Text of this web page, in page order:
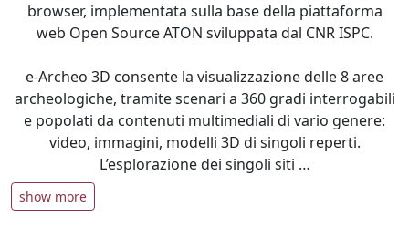
browser, implementata sulla base della piattaforma
web Open Source ATON sviluppata dal CNR ISPC.
e-Archeo 3D consente la visualizzazione delle 8 aree
archeologiche, tramite scenari a 360 gradi interrogabili
e popolati da contenuti multimediali di vario genere:
video, immagini, modelli 3D di singoli reperti.
L’esplorazione dei singoli siti …
show more